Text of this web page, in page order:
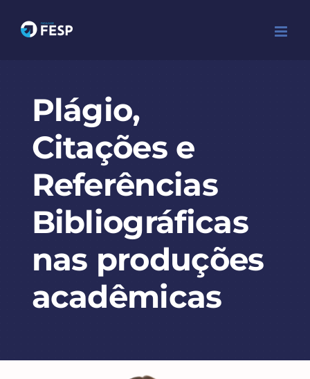
para
Plágio,
Citações e
Referências
Bibliográficas
nas produções
acadêmicas